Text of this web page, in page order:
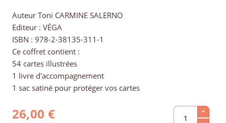
Auteur Toni CARMINE SALERNO
Editeur : VÉGA
ISBN : 978-2-38135-311-1
Ce coffret contient :
54 cartes illustrées
1 livre d'accompagnement
1 sac satiné pour protéger vos cartes
26,00 €